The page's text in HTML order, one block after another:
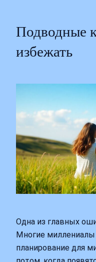
Подводные
избежать
Одна из главных
Многие миллениалы
планирование для